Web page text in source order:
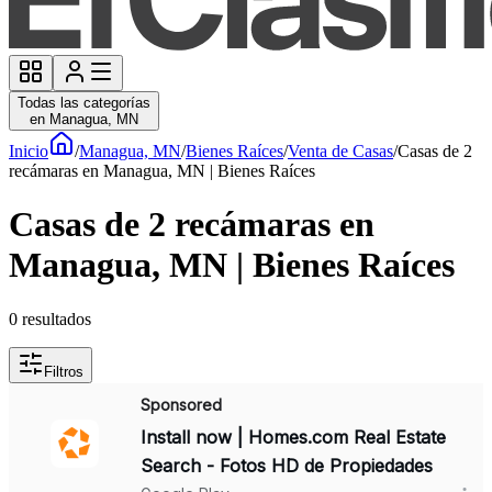
Todas las categorías
en Managua, MN
Inicio /Managua, MN/Bienes Raíces/Venta de Casas/Casas de 2
recámaras en Managua, MN | Bienes Raíces
Casas de 2 recámaras en
Managua, MN | Bienes Raíces
0 resultados
Filtros